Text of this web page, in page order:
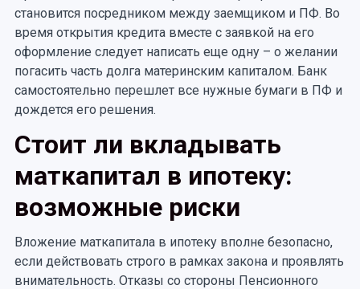
становится посредником между заемщиком и ПФ. Во
время открытия кредита вместе с заявкой на его
оформление следует написать еще одну – о желании
погасить часть долга материнским капиталом. Банк
самостоятельно перешлет все нужные бумаги в ПФ и
дождется его решения.
Стоит ли вкладывать
маткапитал в ипотеку:
возможные риски
Вложение маткапитала в ипотеку вполне безопасно,
если действовать строго в рамках закона и проявлять
внимательность. Отказы со стороны Пенсионного